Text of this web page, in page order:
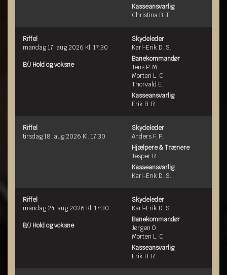
Kasseansvarlig
Christina B. T.
Riffel
mandag 17. aug 2026 Kl. 17:30
B/J Hold og voksne
Skydeleder
Karl-Erik D. S.
Banekommandør
Jens P. M.
Morten L. C.
Thorvald E.
Kasseansvarlig
Erik B. R.
Riffel
tirsdag 18. aug 2026 Kl. 17:30
Skydeleder
Anders F. P.
Hjælpere & Trænere
Jesper R.
Kasseansvarlig
Karl-Erik D. S.
Riffel
mandag 24. aug 2026 Kl. 17:30
B/J Hold og voksne
Skydeleder
Karl-Erik D. S.
Banekommandør
Jørgen O.
Morten L. C.
Kasseansvarlig
Erik B. R.